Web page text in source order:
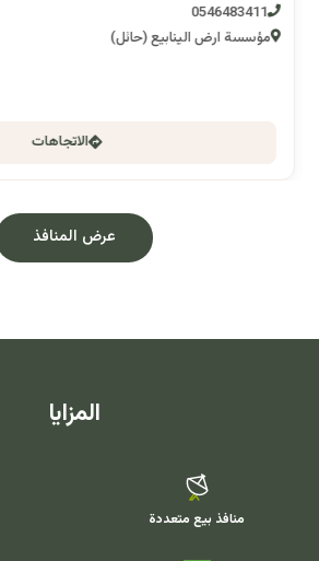
0546483411
مؤسسة ارض الينابيع (حائل)
الاتجاهات
عرض المنافذ
المزايا
منافذ بيع متعددة